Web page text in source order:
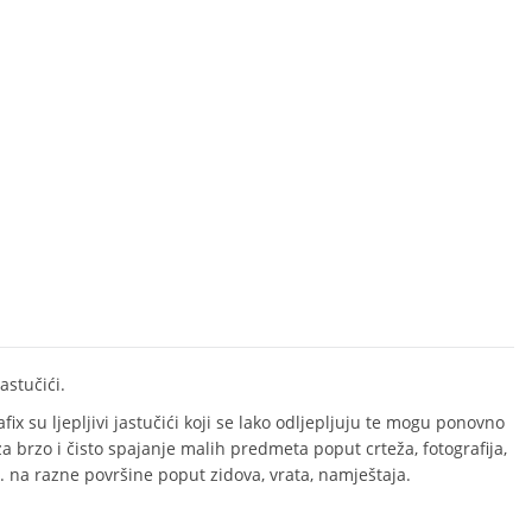
su ljepljivi jastučići koji se lako odljepljuju te mogu ponovno
brzo i čisto spajanje malih predmeta poput crteža, fotografija,
na razne površine poput zidova, vrata, namještaja.